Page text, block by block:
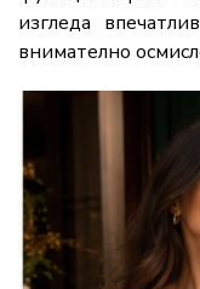
изгледа
внимателно